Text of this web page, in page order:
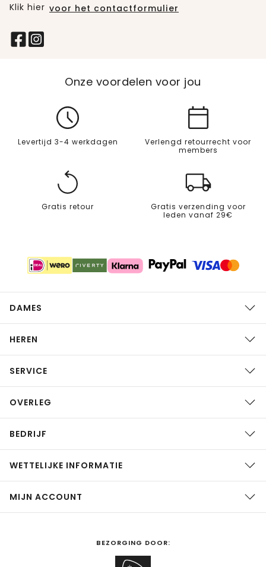
Klik hier voor het contactformulier
Onze voordelen voor jou
Levertijd 3-4 werkdagen
Verlengd retourrecht voor
members
Gratis retour
Gratis verzending voor
leden vanaf 29€
DAMES
HEREN
SERVICE
OVERLEG
BEDRIJF
WETTELIJKE INFORMATIE
MIJN ACCOUNT
BEZORGING DOOR: